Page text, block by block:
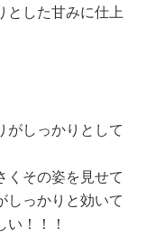
とした甘みに仕上
がしっかりとして
くその姿を見せて
しっかりと効いて
！！！